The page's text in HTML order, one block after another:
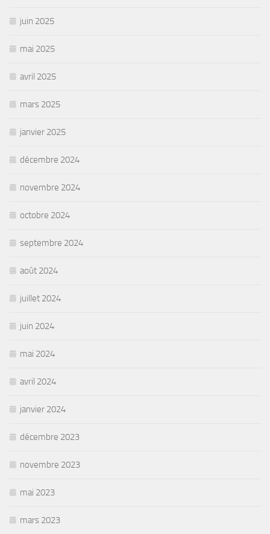
juin 2025
mai 2025
avril 2025
mars 2025
janvier 2025
décembre 2024
novembre 2024
octobre 2024
septembre 2024
août 2024
juillet 2024
juin 2024
mai 2024
avril 2024
janvier 2024
décembre 2023
novembre 2023
mai 2023
mars 2023